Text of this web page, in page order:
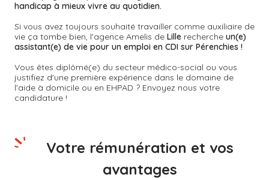
handicap à mieux vivre au quotidien.
Si vous avez toujours souhaité travailler comme auxiliaire de
vie ça tombe bien, l'agence Amelis de Lille recherche un(e)
assistant(e) de vie pour un emploi en CDI sur Pérenchies !
Vous êtes diplômé(e) du secteur médico-social ou vous
justifiez d'une première expérience dans le domaine de
l'aide à domicile ou en EHPAD ? Envoyez nous votre
candidature !
Votre rémunération et vos
avantages